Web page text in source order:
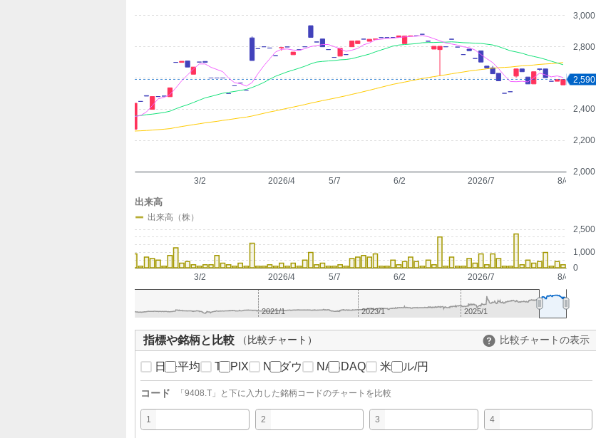
2,000
2,200
2,400
2,600
2,800
3,000
2026/4 2026/7
3/2 5/7 6/2 8/4
2,590
0
1,000
2,500
2026/4 2026/7
3/2 5/7 6/2 8/4
出来高
出来高（株）
2023/1
2021/1 2025/1
指標や銘柄と比較 （比較チャート） 比較チャートの表示
日経平均 TOPIX NYダウ NASDAQ 米ドル/円
コード 「 9408.T 」と下に入力した銘柄コードのチャートを比較
1 2 3 4